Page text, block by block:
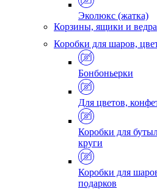
Эколюкс (жатка)
Корзины, ящики и ведра
Коробки для шаров,
Бонбоньерки
Для цветов,
Коробки для
круги
Коробки для
подарков